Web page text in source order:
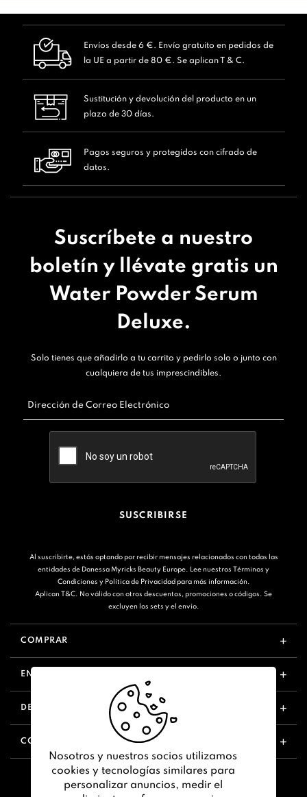
Envíos desde 6 €. Envío gratuito en pedidos de
la UE a partir de 80 €. Se aplican T & C.
Sustitución y devolución del producto en un
plazo de 30 días.
Pagos seguros y protegidos con cifrado de
datos.
Suscríbete a nuestro
boletín y llévate gratis un
Water Powder Serum
Deluxe.
Solo tienes que añadirlo a tu carrito y pedirlo solo o junto con
cualquiera de tus imprescindibles.
Dirección de Correo Electrónico
SUSCRIBIRSE
Al suscribirte, estás optando por recibir mensajes relacionados con todas las
entidades de Danessa Myricks Beauty Europe. Lee nuestros Términos y
Condiciones y Política de Privacidad para más información.
Aplican T&C. No válido con otros descuentos, promociones o códigos. Se
excluyen los sets y el envío.
COMPRAR
ENLACES ÚTILES
DESCUBRIR
CONTÁCTANOS
Nosotros y nuestros socios utilizamos
cookies y tecnologías similares para
personalizar anuncios, medir el